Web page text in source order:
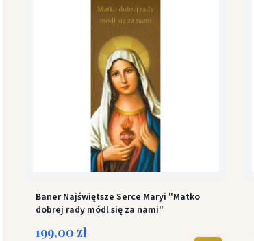
Baner Najświętsze Serce Maryi "Matko
dobrej rady módl się za nami"
199,00 zł